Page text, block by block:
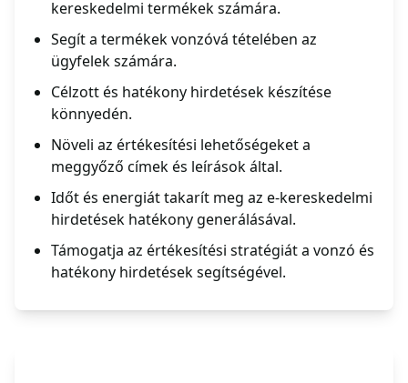
kereskedelmi termékek számára.
Segít a termékek vonzóvá tételében az
ügyfelek számára.
Célzott és hatékony hirdetések készítése
könnyedén.
Növeli az értékesítési lehetőségeket a
meggyőző címek és leírások által.
Időt és energiát takarít meg az e-kereskedelmi
hirdetések hatékony generálásával.
Támogatja az értékesítési stratégiát a vonzó és
hatékony hirdetések segítségével.